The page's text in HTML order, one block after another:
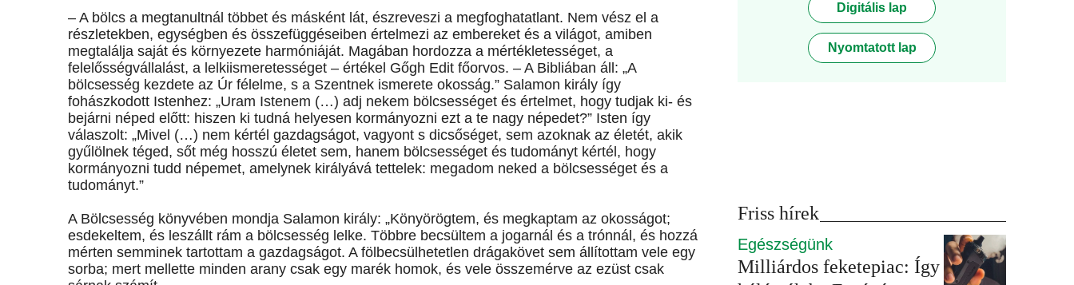
– A bölcs a megtanultnál többet és másként lát, észreveszi a megfoghatatlant. Nem vész el a
részletekben, egységben és összefüggéseiben értelmezi az embereket és a világot, amiben
megtalálja saját és környezete harmóniáját. Magában hordozza a mértékletességet, a
felelősségvállalást, a lelkiismeretességet – értékel Gőgh Edit főorvos. – A Bibliában áll: „A
bölcsesség kezdete az Úr félelme, s a Szentnek ismerete okosság.” Salamon király így
fohászkodott Istenhez: „Uram Istenem (…) adj nekem bölcsességet és értelmet, hogy tudjak ki- és
bejárni néped előtt: hiszen ki tudná helyesen kormányozni ezt a te nagy népedet?” Isten így
válaszolt: „Mivel (…) nem kértél gazdagságot, vagyont s dicsőséget, sem azoknak az életét, akik
gyűlölnek téged, sőt még hosszú életet sem, hanem bölcsességet és tudományt kértél, hogy
kormányozni tudd népemet, amelynek királyává tettelek: megadom neked a bölcsességet és a
tudományt.”
A Bölcsesség könyvében mondja Salamon király: „Könyörögtem, és megkaptam az okosságot;
esdekeltem, és leszállt rám a bölcsesség lelke. Többre becsültem a jogarnál és a trónnál, és hozzá
mérten semminek tartottam a gazdagságot. A fölbecsülhetetlen drágakövet sem állítottam vele egy
sorba; mert mellette minden arany csak egy marék homok, és vele összemérve az ezüst csak
Digitális lap
Nyomtatott lap
Friss hírek
Egészségünk
Milliárdos feketepiac: Így